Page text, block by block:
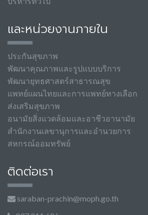
และหน่วยงานภายใน
ประกันสุขภาพ
พัฒนาคุณภาพและรูปแบบบริการ
พัฒนายุทธศาสตร์สาธารณสุข
แพทย์แผนไทยและการแพทย์ทางเลือก
ส่งเสริมสุขภาพ
อนามัยสิ่งแวดล้อมและอาชีวอานามัย
สำนักงานเลขานุการและอำนวยการ
สหกรณ์ออมทรัพย์
ติดต่อเรา
saraban-prachin@moph.go.th